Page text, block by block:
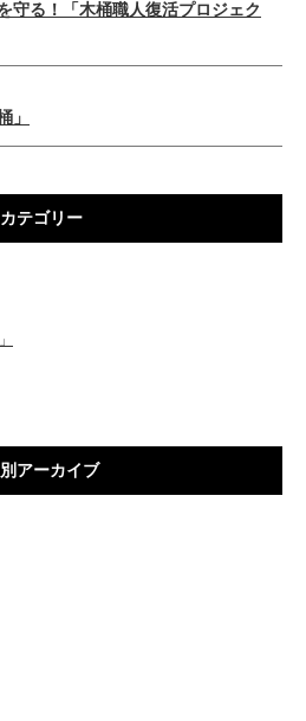
守る！「木桶職人復活プロジェク
」
カテゴリー
アーカイブ